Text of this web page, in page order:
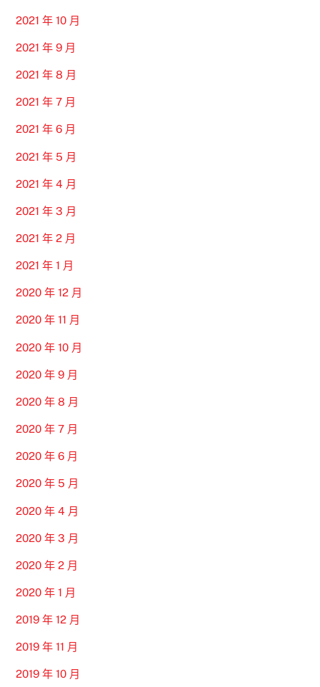
2021 年 10 月
2021 年 9 月
2021 年 8 月
2021 年 7 月
2021 年 6 月
2021 年 5 月
2021 年 4 月
2021 年 3 月
2021 年 2 月
2021 年 1 月
2020 年 12 月
2020 年 11 月
2020 年 10 月
2020 年 9 月
2020 年 8 月
2020 年 7 月
2020 年 6 月
2020 年 5 月
2020 年 4 月
2020 年 3 月
2020 年 2 月
2020 年 1 月
2019 年 12 月
2019 年 11 月
2019 年 10 月